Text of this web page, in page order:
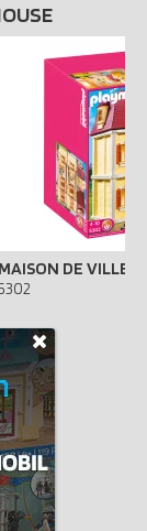
MAISON DE VILLE